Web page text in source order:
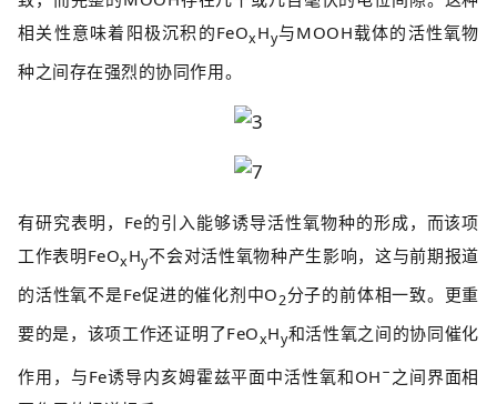
相关性意味着阳极沉积的FeOxHy与MOOH载体的活性氧物
种之间存在强烈的协同作用。
有研究表明，Fe的引入能够诱导活性氧物种的形成，而该项
工作表明FeOxHy不会对活性氧物种产生影响，这与前期报道
的活性氧不是Fe促进的催化剂中O2分子的前体相一致。更重
要的是，该项工作还证明了FeOxHy和活性氧之间的协同催化
作用，与Fe诱导内亥姆霍兹平面中活性氧和OH−之间界面相